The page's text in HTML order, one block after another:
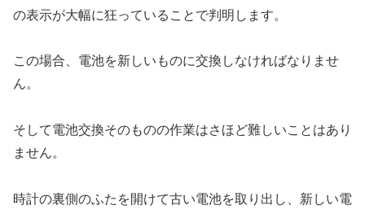
の表示が大幅に狂っていることで判明します。
この場合、電池を新しいものに交換しなければなりませ
ん。
そして電池交換そのものの作業はさほど難しいことはあり
ません。
時計の裏側のふたを開けて古い電池を取り出し、新しい電